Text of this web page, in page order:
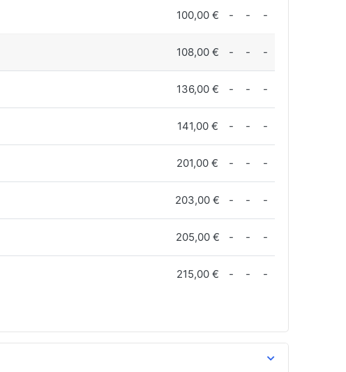
100,00 € - - -
108,00 € - - -
136,00 € - - -
141,00 € - - -
201,00 € - - -
203,00 € - - -
205,00 € - - -
215,00 € - - -